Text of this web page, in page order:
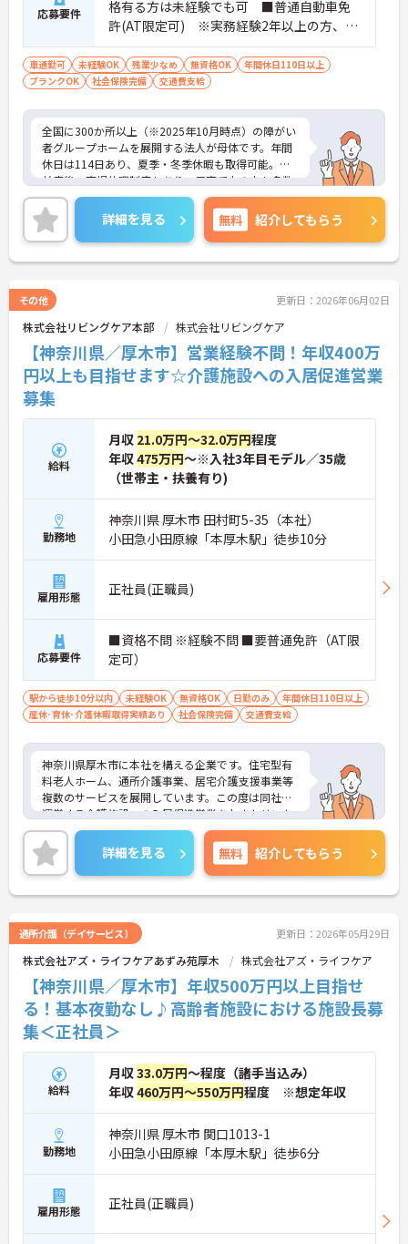
備」により現場の負担が大幅に軽減されています。
ご利用者様の安全性はもちろん、働くスタッフにと
っても身体的負担が少なく、高いモチベーションを
保って業務に集中できます。
応募要件
格有る方は未経験でも可 ■普通自動車免
許(AT限定可) ※実務経験2年以上の方、障
がい者福祉に関する経験をお持ちの方大歓
迎
車通勤可 未経験OK 残業少なめ 無資格OK
年間休日110日以上
ブランクOK
社会保険完備 交通費支給
全国に300か所以上（※2025年10月時点）の障がい
者グループホームを展開する法人が母体です。年間
休日は114日あり、夏季・冬季休暇も取得可能。産
前産後・育児休暇制度もあり、子育て中の方も多数
活躍中で、ワークライフバランスを大切にしながら
働ける環境が整っています。研修制度や外部勉強会
の受講支援もあり、スキルアップもしっかりサポー
ト。将来的には管理者やエリアマネージャーへのキ
ャリアアップも目指せます。20代から60代まで幅広
の職場です。介護経験を活かしたい方、福祉の資格
をお持ちの方、安定した法人でキャリアを築きたい
方におすすめです。
★おすすめPOINT★
・生活支援員からスタートし、サービス管理責任者
やエリアマネージャーへと続く明確なステップアッ
プの道筋が用意されています。急成長中の企業であ
ネジメント職への挑戦も視野に入れていただけま
す。
・年間休日114日、残業月平均10時間程度という就
明確にし、心身ともに充実した状態で長くご活躍い
ただけます。
・グループホーム一棟あたりの入居者様20名定員を
常時2～4名のスタッフで支援、国基準を上回る人員
配置や夜間複数名体制が敷かれているため、業務に
追われることなくご利用者様のペースに合わせたサ
ポートが可能です。施設も専用設計で働きやすく、
ご自身の理想とする福祉を実践できる環境が整って
います。
詳細を見る 無料 紹介してもらう
その他 更新日：2026年06月02日
株式会社リビングケア本部 株式会社リビングケア
【神奈川県／厚木市】営業経験不問！年収400万
円以上も目指せます☆介護施設への入居促進営業
募集
給料
月収 21.0万円～32.0万円程度
年収475万円～※入社3年目モデル／35歳
（世帯主・扶養有り)
勤務地
神奈川県 厚木市 田村町5-35（本社）
小田急小田原線「本厚木駅」徒歩10分
雇用形態 正社員(正職員)
応募要件
■資格不問 ※経験不問 ■要普通免許（AT限
定可）
駅から徒歩10分以内 未経験OK 無資格OK 日勤のみ
年間休日110日以上
産休･育休･介護休暇取得実績あり
社会保険完備 交通費支給
神奈川県厚木市に本社を構える企業です。住宅型有
料老人ホーム、通所介護事業、居宅介護支援事業等
複数のサービスを展開しています。この度は同社が
運営する介護施設への入居促進営業をおまかせいた
します。営業経験がない方、業界経験がない方もチ
ャレンジいただけます。現在のニーズにマッチした
やりがいのあるお仕事です。ご興味のある方には、
面接対策ポイントなど、さらに詳細をお話しいたし
ますのでお気軽にご相談ください！
詳細を見る 無料 紹介してもらう
通所介護（デイサービス） 更新日：2026年05月29日
株式会社アズ・ライフケアあずみ苑厚木 株式会社アズ・ライフケア
【神奈川県／厚木市】年収500万円以上目指せ
る！基本夜勤なし♪高齢者施設における施設長募
集＜正社員＞
給料
月収33.0万円～程度（諸手当込み）
年収460万円～550万円程度 ※想定年収
勤務地
神奈川県 厚木市 関口1013-1
小田急小田原線「本厚木駅」徒歩6分
雇用形態 正社員(正職員)